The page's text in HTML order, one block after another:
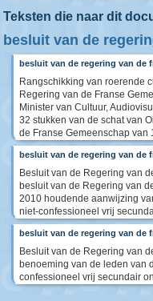
Teksten die naar dit
besluit van de
besluit van de regering van de
Rangschikking van roerende
Regering van de Franse
Minister van Cultuur,
32 stukken van de schat van
de Franse Gemeenschap van
besluit van de regering van de
Besluit van de Regering van
besluit van de Regering van
2010 houdende aanwijzing
niet-confessioneel vrij
besluit van de regering van de
Besluit van de Regering van
benoeming van de leden van
confessioneel vrij secundair